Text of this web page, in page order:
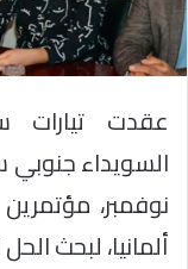
عقدت
نوفمبر،
ألمانيا، لبحث